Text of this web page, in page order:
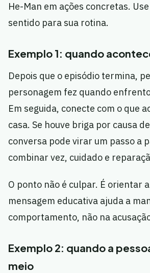
He-Man em ações concretas.
sentido para sua rotina.
Exemplo 1: quando
Depois que o episódio termina,
personagem fez quando
Em seguida, conecte com o que
casa. Se houve briga por causa
conversa pode virar um passo a
combinar vez, cuidado e
O ponto não é culpar. É orientar
mensagem educativa ajuda a
comportamento, não na
Exemplo 2: quando a
meio